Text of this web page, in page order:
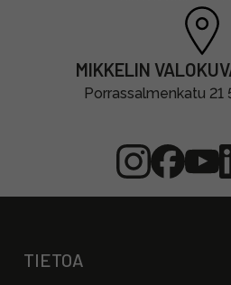
MIKKELIN
Porrassalmenkatu 21
TIETOA